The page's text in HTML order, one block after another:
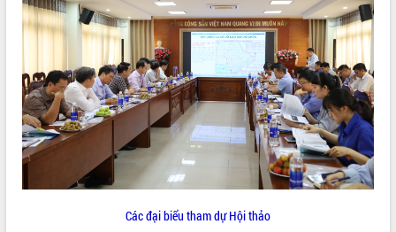
ĐIỂM TIN VĂN BẢN
QUY HOẠCH - KẾ HOẠCH
Các đại biểu tham dự Hội thảo